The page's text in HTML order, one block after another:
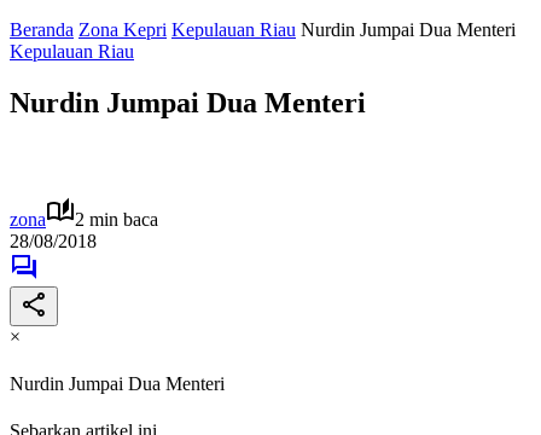
Beranda Zona Kepri Kepulauan Riau Nurdin Jumpai Dua Menteri
Kepulauan Riau
Nurdin Jumpai Dua Menteri
zona
2 min baca
28/08/2018
×
Nurdin Jumpai Dua Menteri